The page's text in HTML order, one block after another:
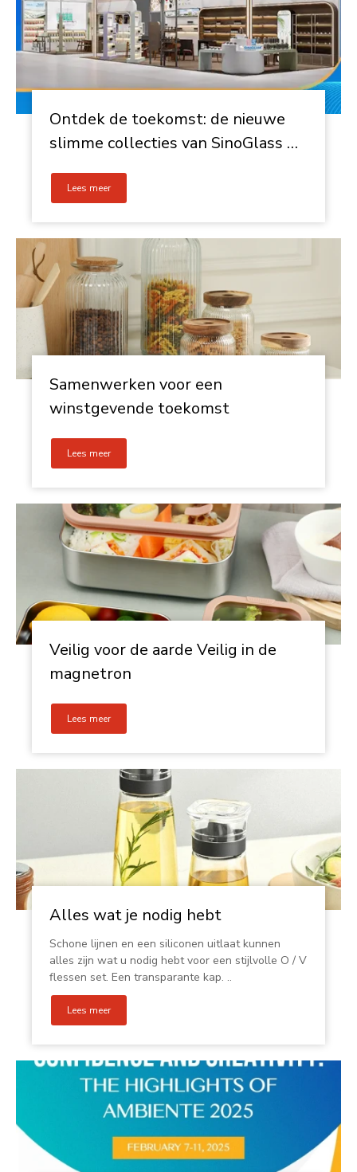
Ontdek de toekomst: de nieuwe
slimme collecties van SinoGlass op
Lees meer
Samenwerken voor een
winstgevende toekomst
Lees meer
Veilig voor de aarde Veilig in de
magnetron
Lees meer
Alles wat je nodig hebt
Schone lijnen en een siliconen uitlaat kunnen
alles zijn wat u nodig hebt voor een stijlvolle O / V
flessen set. Een transparante kap. ..
Lees meer